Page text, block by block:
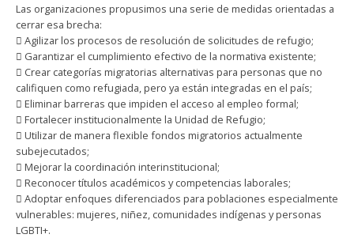
Las organizaciones propusimos una serie de medidas orientadas a
cerrar esa brecha:
 Agilizar los procesos de resolución de solicitudes de refugio;
 Garantizar el cumplimiento efectivo de la normativa existente;
 Crear categorías migratorias alternativas para personas que no
califiquen como refugiada, pero ya están integradas en el país;
 Eliminar barreras que impiden el acceso al empleo formal;
 Fortalecer institucionalmente la Unidad de Refugio;
 Utilizar de manera flexible fondos migratorios actualmente
subejecutados;
 Mejorar la coordinación interinstitucional;
 Reconocer títulos académicos y competencias laborales;
 Adoptar enfoques diferenciados para poblaciones especialmente
vulnerables: mujeres, niñez, comunidades indígenas y personas
LGBTI+.